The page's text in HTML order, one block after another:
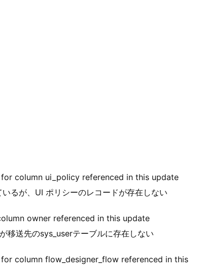
column ui_policy referenced in this update
るが、UI ポリシーのレコードが存在しない
owner referenced in this update
移送先のsys_userテーブルに存在しない
column flow_designer_flow referenced in this